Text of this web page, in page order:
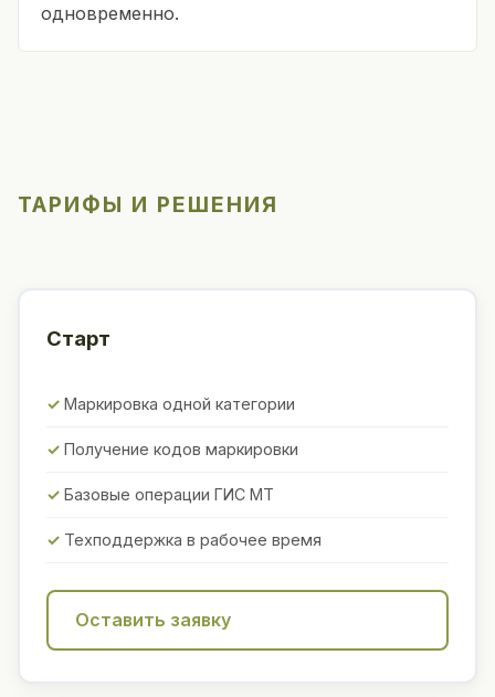
одновременно.
ТАРИФЫ И РЕШЕНИЯ
Старт
Маркировка одной категории
Получение кодов маркировки
Базовые операции ГИС МТ
Техподдержка в рабочее время
Оставить заявку